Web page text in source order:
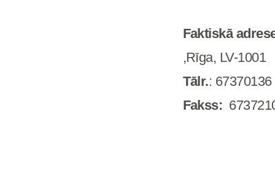
Faktiskā
,Rīga, LV-1001
Tālr.: 67370136
Fakss: